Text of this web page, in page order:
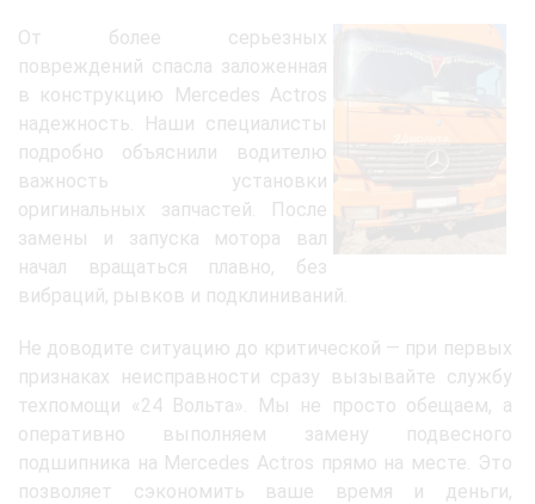
От более серьезных
повреждений спасла заложенная
в конструкцию Mercedes Actros
надежность. Наши специалисты
подробно объяснили водителю
важность установки
оригинальных запчастей. После
замены и запуска мотора вал
начал вращаться плавно, без
вибраций, рывков и подклиниваний.
Не доводите ситуацию до критической — при первых
признаках неисправности сразу вызывайте службу
техпомощи «24 Вольта». Мы не просто обещаем, а
оперативно выполняем замену подвесного
подшипника на Mercedes Actros прямо на месте. Это
позволяет сэкономить ваше время и деньги,